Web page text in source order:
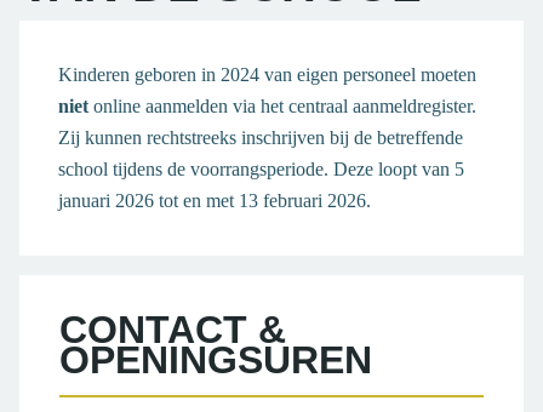
Kinderen geboren in 2024 van eigen personeel moeten
niet online aanmelden via het centraal aanmeldregister.
Zij kunnen rechtstreeks inschrijven bij de betreffende
school tijdens de voorrangsperiode. Deze loopt van 5
januari 2026 tot en met 13 februari 2026.
CONTACT &
OPENINGSUREN